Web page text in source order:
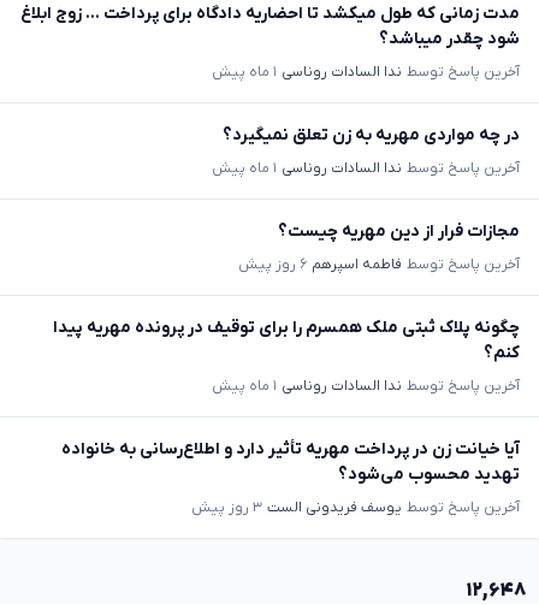
مدت زمانی که طول میکشد تا احضاریه دادگاه برای پرداخت ... زوج ابلاغ
شود چقدر میباشد؟
آخرین پاسخ توسط ندا السادات روناسی ۱ ماه پیش
در چه مواردی مهریه به زن تعلق نمیگیرد؟
آخرین پاسخ توسط ندا السادات روناسی ۱ ماه پیش
مجازات فرار از دین مهریه چیست؟
آخرین پاسخ توسط فاطمه اسپرهم ۶ روز پیش
چگونه پلاک ثبتی ملک همسرم را برای توقیف در پرونده مهریه پیدا
کنم؟
آخرین پاسخ توسط ندا السادات روناسی ۱ ماه پیش
آیا خیانت زن در پرداخت مهریه تأثیر دارد و اطلاع‌رسانی به خانواده
تهدید محسوب می‌شود؟
آخرین پاسخ توسط یوسف فریدونی الست ۳ روز پیش
۱۲,۶۴۸